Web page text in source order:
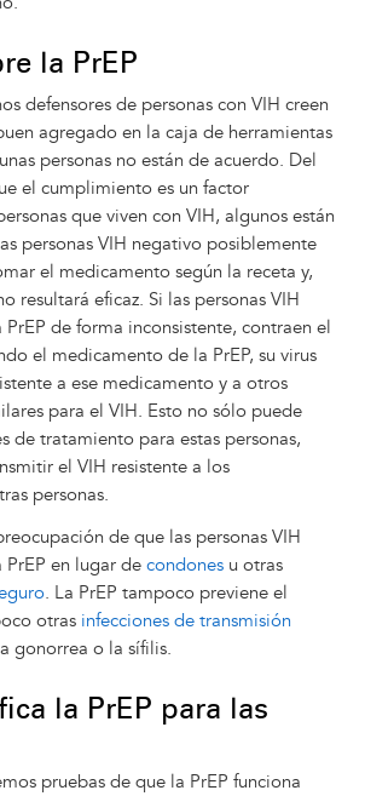
la PrEP
defensores de personas con VIH creen
agregado en la caja de herramientas
personas no están de acuerdo. Del
el cumplimiento es un factor
que viven con VIH, algunos están
personas VIH negativo posiblemente
el medicamento según la receta y,
resultará eficaz. Si las personas VIH
de forma inconsistente, contraen el
el medicamento de la PrEP, su virus
a ese medicamento y a otros
para el VIH. Esto no sólo puede
de tratamiento para estas personas,
el VIH resistente a los
personas.
de que las personas VIH
PrEP en lugar de condonesu otras
. La PrEP tampoco previene el
otras infecciones de transmisión
gonorrea o la sífilis.
la PrEP para las
pruebas de que la PrEP funciona